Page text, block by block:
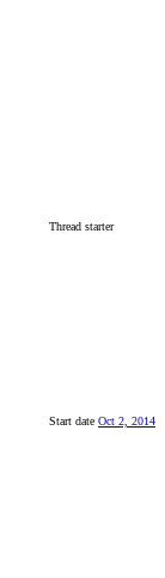
Thread starter
Start date Oct 2, 2014